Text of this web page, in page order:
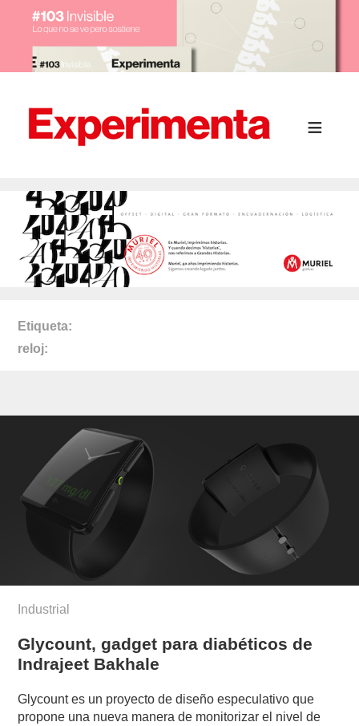
Etiqueta
reloj
Industrial
Glycount, gadget para diabéticos de
Indrajeet Bakhale
Glycount es un proyecto de diseño especulativo que
propone una nueva manera de monitorizar el nivel de